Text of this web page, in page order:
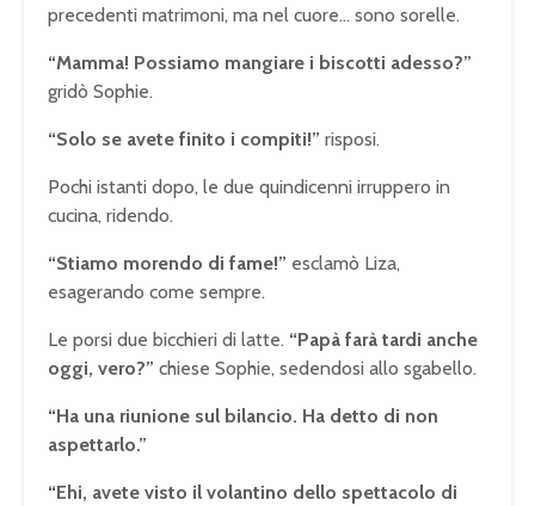
precedenti matrimoni, ma nel cuore… sono sorelle.
“Mamma! Possiamo mangiare i biscotti adesso?”
gridò Sophie.
“Solo se avete finito i compiti!” risposi.
Pochi istanti dopo, le due quindicenni irruppero in
cucina, ridendo.
“Stiamo morendo di fame!” esclamò Liza,
esagerando come sempre.
Le porsi due bicchieri di latte. “Papà farà tardi anche
oggi, vero?” chiese Sophie, sedendosi allo sgabello.
“Ha una riunione sul bilancio. Ha detto di non
aspettarlo.”
“Ehi, avete visto il volantino dello spettacolo di